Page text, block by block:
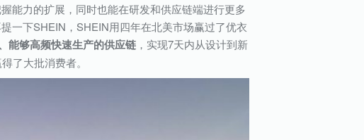
能力的扩展，同时也能在研发和供应链端进行更多
一下SHEIN，SHEIN用四年在北美市场赢过了优衣
能够高频快速生产的供应链 ，实现7天内从设计到新
了大批消费者。